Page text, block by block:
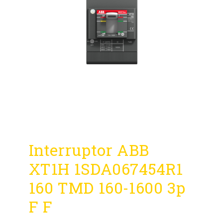
Interruptor ABB
XT1H 1SDA067454R1
160 TMD 160-1600 3p
F F